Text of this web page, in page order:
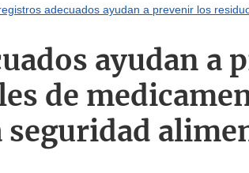
adecuados ayudan a prevenir los
ayudan a
de